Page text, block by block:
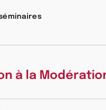
à la